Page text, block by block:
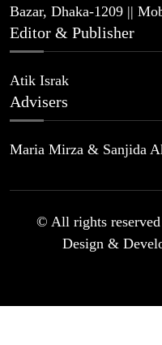
Bazar, Dhaka-1209 ||
Editor & Publisher
Atik Israk
Advisers
Maria Mirza & Sanjida
© All rights
Design &